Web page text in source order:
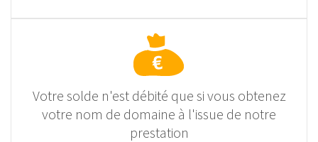
Votre solde n'est débité que si vous obtenez
votre nom de domaine à l'issue de notre
prestation